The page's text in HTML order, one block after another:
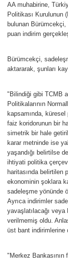
AA muhabirine,
Politikası Kurulunun
bulunan
puan indirim
Bürümcekçi,
aktararak, şunları
"Bilindiği gibi TCMB
Politikalarının
kapsamında,
faiz koridorunun bir
simetrik bir hale
karar metninde ise
yaşandığı belirtilse
ihtiyati politika
haritasında belirtilen
ekonominin şoklara
sadeleşme yönünde
Ayrıca indirimler
yavaşlatılacağı
verilmemiş oldu.
üst bant indirimlerine
"Merkez